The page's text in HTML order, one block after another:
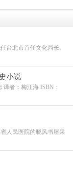
台北市首任文化局长。
小说
者：梅江海 ISBN：
人民医院的晓风书屋采